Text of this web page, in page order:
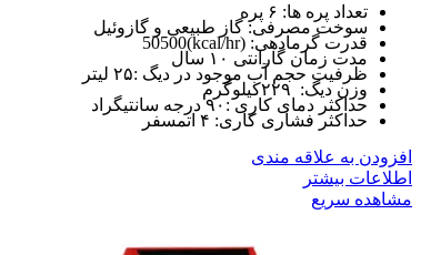
تعداد پره ها: ۶ پره
سوخت مصرفی: گاز طبیعی و گازوئیل
قدرت گرمادهی: (kcal/hr)50500
مدت زمان گارانتی ۱۰ سال
ظرفیت حجم آب موجود در دیگ :۲۵ لیتر
وزن دیگ: ۲۲۹کیلوگرم
حداکثر دمای کاری :۹۰ درجه سانتیگراد
حداکثر فشاری کاری: ۴ اتمسفر
افزودن به علاقه مندی
اطلاعات بیشتر
مشاهده سریع